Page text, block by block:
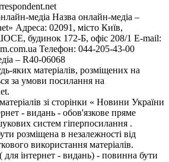
медіа Назва онлайн-медіа –
Адреса: 02091, місто Київ,
будинок 172-Б, офіс 208/1 E-mail:
Телефон: 044-205-43-00
– R40-06068
яких матеріалів, розміщених на
за умови посилання на
зі сторінки « Новини України
- видань - обов'язкове пряме
систем гіперпосилання .
розміщена в незалежності від
використання матеріалів.
для інтернет - видань) - повинна бути